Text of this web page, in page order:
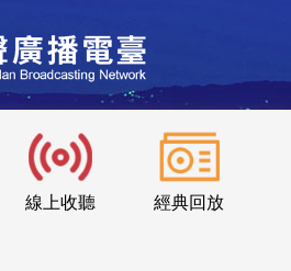
線上收聽 經典回放